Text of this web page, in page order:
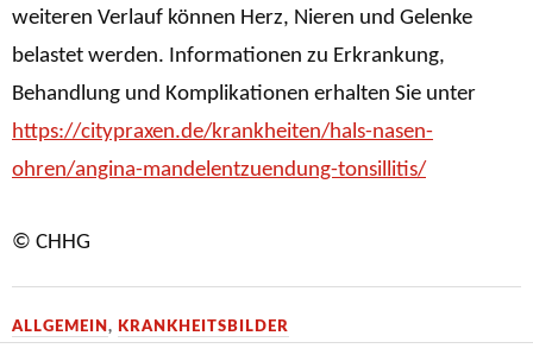
weiteren Verlauf können Herz, Nieren und Gelenke
belastet werden. Informationen zu Erkrankung,
Behandlung und Komplikationen erhalten Sie unter
https://citypraxen.de/krankheiten/hals-nasen-
ohren/angina-mandelentzuendung-tonsillitis/
© CHHG
ALLGEMEIN , KRANKHEITSBILDER